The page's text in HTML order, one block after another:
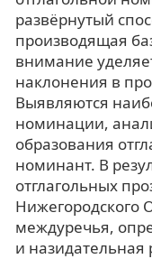
развёрнутый
производящая
внимание
наклонения в
Выявляются
номинации,
образования
номинант. В
отглагольных
Нижегородского
междуречья,
и назидательная